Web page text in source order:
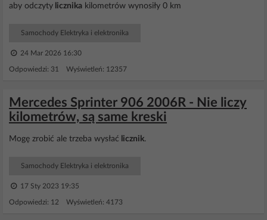
aby odczyty licznika kilometrów wynosiły 0 km
Samochody Elektryka i elektronika
24 Mar 2026 16:30
Odpowiedzi: 31 Wyświetleń: 12357
Mercedes Sprinter 906 2006R - Nie liczy
kilometrów, są same kreski
Mogę zrobić ale trzeba wysłać licznik.
Samochody Elektryka i elektronika
17 Sty 2023 19:35
Odpowiedzi: 12 Wyświetleń: 4173